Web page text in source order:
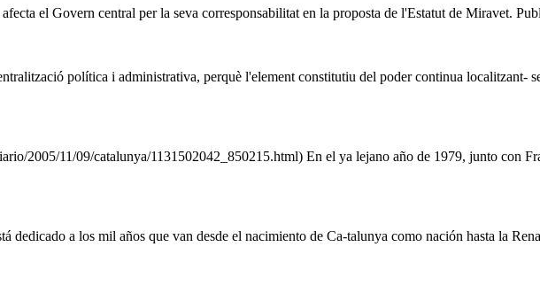
el Govern central per la seva corresponsabilitat en la proposta de l'Estatut de Miravet.
política i administrativa, perquè l'element constitutiu del poder continua localitzant-
2005/11/09/catalunya/1131502042_850215.html) En el ya lejano año de 1979, junto con
dedicado a los mil años que van desde el nacimiento de Ca-talunya como nación hasta la